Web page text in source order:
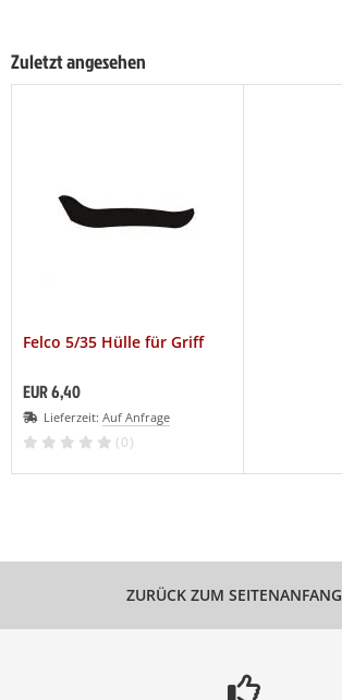
Zuletzt angesehen
Felco 5/35 Hülle für Griff
EUR 6,40
Lieferzeit: Auf Anfrage
(0)
ZURÜCK ZUM SEITENANFANG